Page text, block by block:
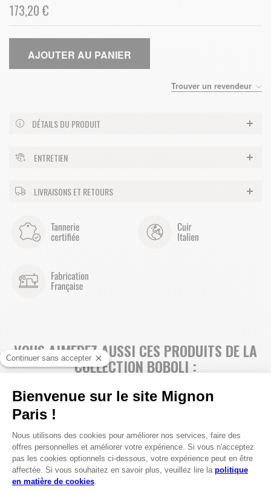
173,20 €
AJOUTER AU PANIER
Trouver un revendeur
DÉTAILS DU PRODUIT
ENTRETIEN
LIVRAISONS ET RETOURS
VOUS AIMEREZ AUSSI CES PRODUITS DE LA
COLLECTION BOBOLI :